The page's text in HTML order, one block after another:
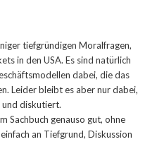
tiefgründigen Moralfragen,
in den USA. Es sind natürlich
dabei, die das
Leider bleibt es aber nur dabei,
diskutiert.
Sachbuch genauso gut, ohne
an Tiefgrund, Diskussion